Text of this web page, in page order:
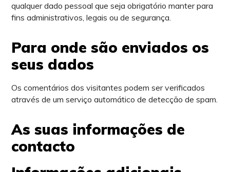
qualquer dado pessoal que seja obrigatório manter para
fins administrativos, legais ou de segurança.
Para onde são enviados os
seus dados
Os comentários dos visitantes podem ser verificados
através de um serviço automático de detecção de spam.
As suas informações de
contacto